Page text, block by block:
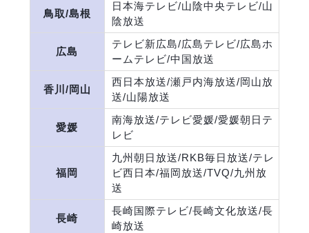
鳥取/島根
日本海テレビ/山陰中央テレビ/山
陰放送
広島
テレビ新広島/広島テレビ/広島ホ
ームテレビ/中国放送
香川/岡山
西日本放送/瀬戸内海放送/岡山放
送/山陽放送
愛媛
南海放送/テレビ愛媛/愛媛朝日テ
レビ
福岡
九州朝日放送/RKB毎日放送/テレ
ビ西日本/福岡放送/TVQ/九州放
送
長崎
長崎国際テレビ/長崎文化放送/長
崎放送